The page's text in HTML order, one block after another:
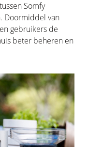
Somfy
Doormiddel van
gebruikers de
beter beheren en